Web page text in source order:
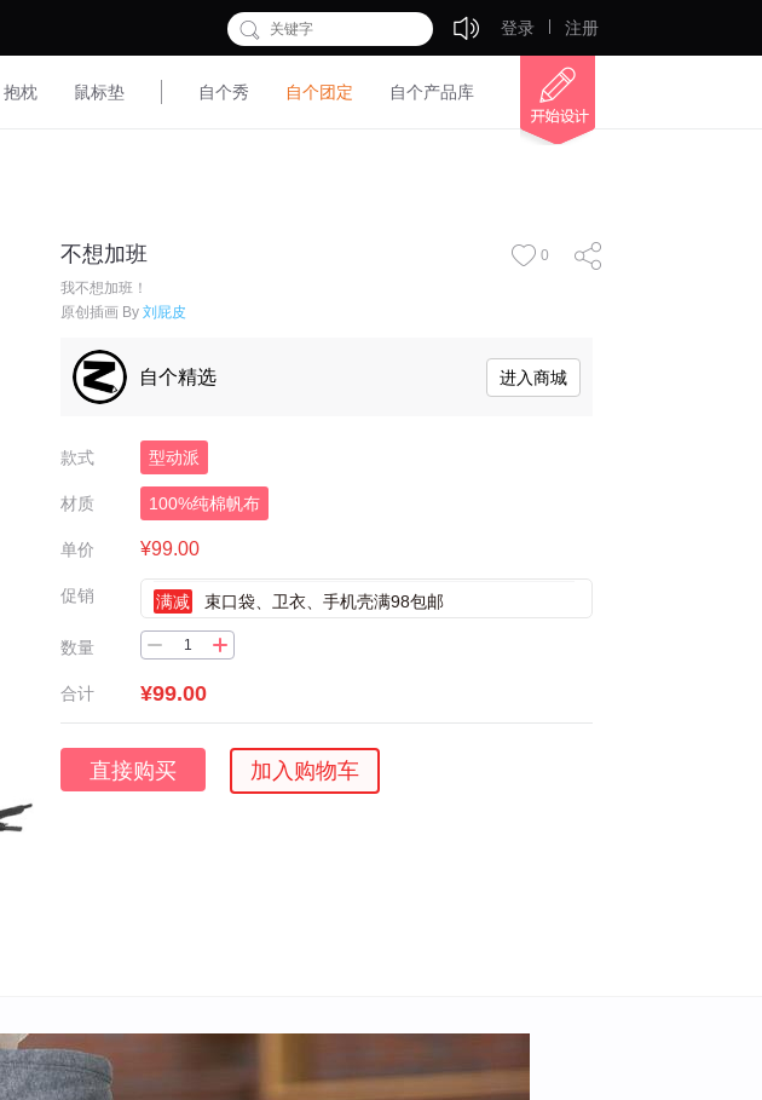
登录 注册
抱枕 鼠标垫 自个秀 自个团定 自个产品库
不想加班
我不想加班！
0
原创插画 By 刘屁皮
自个精选 进入商城
款式 型动派
材质 100%纯棉帆布
单价 ¥99.00
促销 满减 束口袋、卫衣、手机壳满98包邮
数量
合计 ¥99.00
直接购买 加入购物车